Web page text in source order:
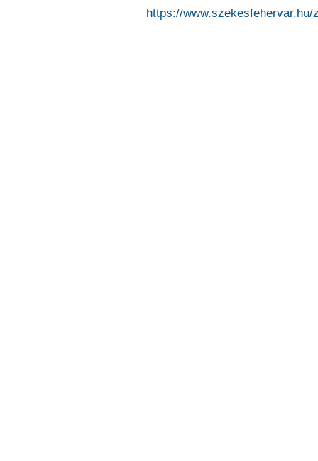
https://